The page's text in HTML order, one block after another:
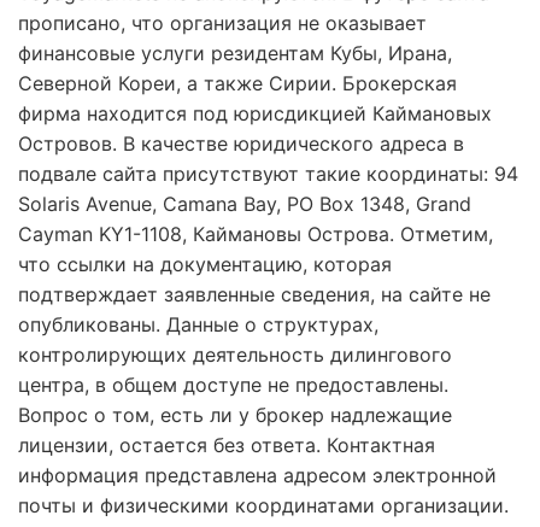
прописано, что организация не оказывает
финансовые услуги резидентам Кубы, Ирана,
Северной Кореи, а также Сирии. Брокерская
фирма находится под юрисдикцией Каймановых
Островов. В качестве юридического адреса в
подвале сайта присутствуют такие координаты: 94
Solaris Avenue, Camana Bay, PO Box 1348, Grand
Cayman KY1-1108, Каймановы Острова. Отметим,
что ссылки на документацию, которая
подтверждает заявленные сведения, на сайте не
опубликованы. Данные о структурах,
контролирующих деятельность дилингового
центра, в общем доступе не предоставлены.
Вопрос о том, есть ли у брокер надлежащие
лицензии, остается без ответа. Контактная
информация представлена адресом электронной
почты и физическими координатами организации.